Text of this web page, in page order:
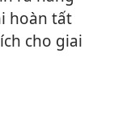
hoàn tất
cho giai